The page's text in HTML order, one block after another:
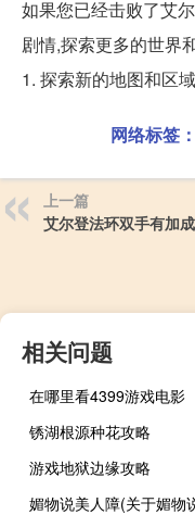
如果您已经击败了艾
剧情,探索更多的世界
1. 探索新的地图和区
网络标签：
上一篇
艾尔登法环双手有加
相关问题
在哪里看4399游戏电影
锈湖根源种花攻略
游戏地狱边缘攻略